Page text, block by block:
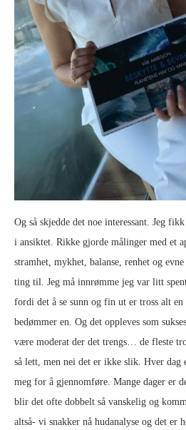
Og så skjedde det noe interessant. Jeg
i ansiktet. Rikke gjorde målinger med et
stramhet, mykhet, balanse, renhet og
ting til. Jeg må innrømme jeg var litt
fordi det å se sunn og fin ut er tross alt
bedømmer en. Og det oppleves som
være moderat der det trengs… de fleste
så lett, men nei det er ikke slik. Hver dag
meg for å gjennomføre. Mange dager er
blir det ofte dobbelt så vanskelig og
altså- vi snakker nå hudanalyse og det er